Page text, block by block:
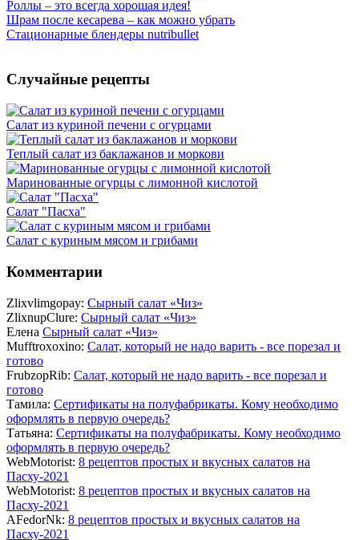
Роллы – это всегда хорошая идея!
Шрам после кесарева – как можно убрать
Стационарные блендеры nutribullet
Случайные рецепты
Салат из куриной печени с огурцами
Теплый салат из баклажанов и моркови
Маринованные огурцы с лимонной кислотой
Салат "Пасха"
Салат с куриным мясом и грибами
Комментарии
Zlixvlimgopay: Сырный салат «Чиз»
ZlixnupClure: Сырный салат «Чиз»
Елена Сырный салат «Чиз»
Mufftroxoxino: Салат, который не надо варить - все порезал и
готово
FrubzopRib: Салат, который не надо варить - все порезал и
готово
Тамила: Сертификаты на полуфабрикаты. Кому необходимо
оформлять в первую очередь?
Татьяна: Сертификаты на полуфабрикаты. Кому необходимо
оформлять в первую очередь?
WebMotorist: 8 рецептов простых и вкусных салатов на
Пасху-2021
WebMotorist: 8 рецептов простых и вкусных салатов на
Пасху-2021
AFedorNk: 8 рецептов простых и вкусных салатов на
Пасху-2021